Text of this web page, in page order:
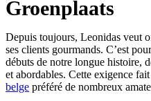
Groenplaats
Depuis toujours, Leonidas veut
ses clients gourmands. C’est
débuts de notre longue histoire,
et abordables. Cette exigence
belge préféré de nombreux